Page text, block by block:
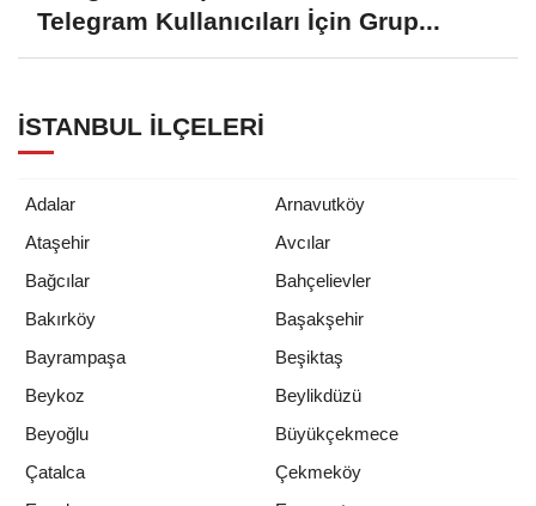
Telegram Grupları Nasıl Bulunur?:
İSTANBUL İLÇELERI
Adalar
Arnavutköy
Ataşehir
Avcılar
Bağcılar
Bahçelievler
Bakırköy
Başakşehir